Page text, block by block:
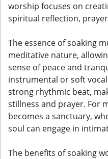
worship focuses on
spiritual reflection,
The essence of soaking
meditative nature,
sense of peace and
instrumental or soft
strong rhythmic beat,
stillness and prayer. For
becomes a sanctuary,
soul can engage in
The benefits of soaking